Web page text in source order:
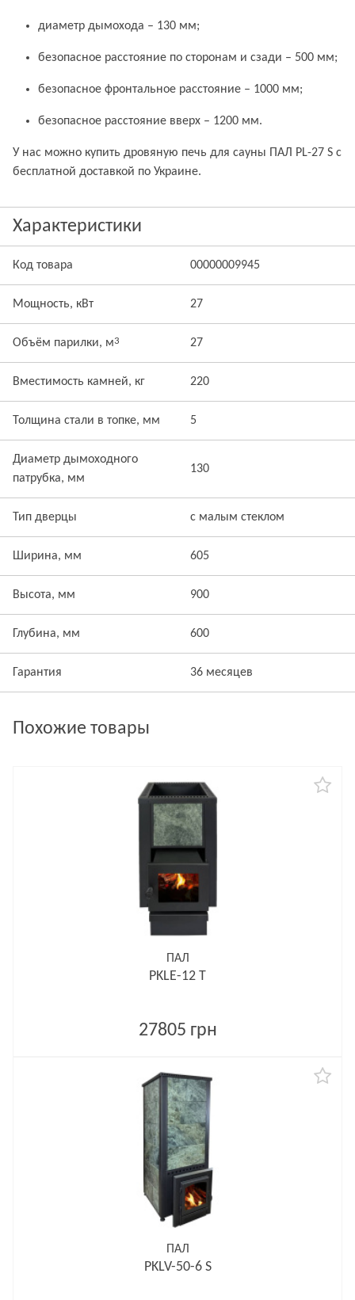
диаметр дымохода – 130 мм;
безопасное расстояние по сторонам и сзади – 500 мм;
безопасное фронтальное расстояние – 1000 мм;
безопасное расстояние вверх – 1200 мм.
У нас можно купить дровяную печь для сауны ПАЛ PL-27 S с
бесплатной доставкой по Украине.
Характеристики
Код товара 00000009945
Мощность, кВт 27
Объём парилки, м3 27
Вместимость камней, кг 220
Толщина стали в топке, мм 5
Диаметр дымоходного
патрубка, мм
130
Тип дверцы с малым стеклом
Ширина, мм 605
Высота, мм 900
Глубина, мм 600
Гарантия 36 месяцев
Похожие товары
ПАЛ
PKLE-12 T
27805 грн
ПАЛ
PKLV-50-6 S